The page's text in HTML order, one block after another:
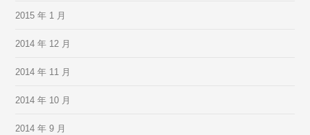
2015 年 1 月
2014 年 12 月
2014 年 11 月
2014 年 10 月
2014 年 9 月